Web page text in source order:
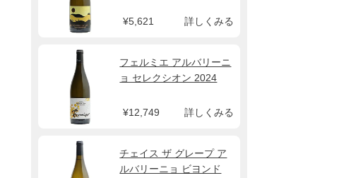
¥5,621 詳しくみる
フェルミエ アルバリーニ
ョ セレクシオン 2024
¥12,749 詳しくみる
チェイス ザ グレープ ア
ルバリーニョ ビヨンド